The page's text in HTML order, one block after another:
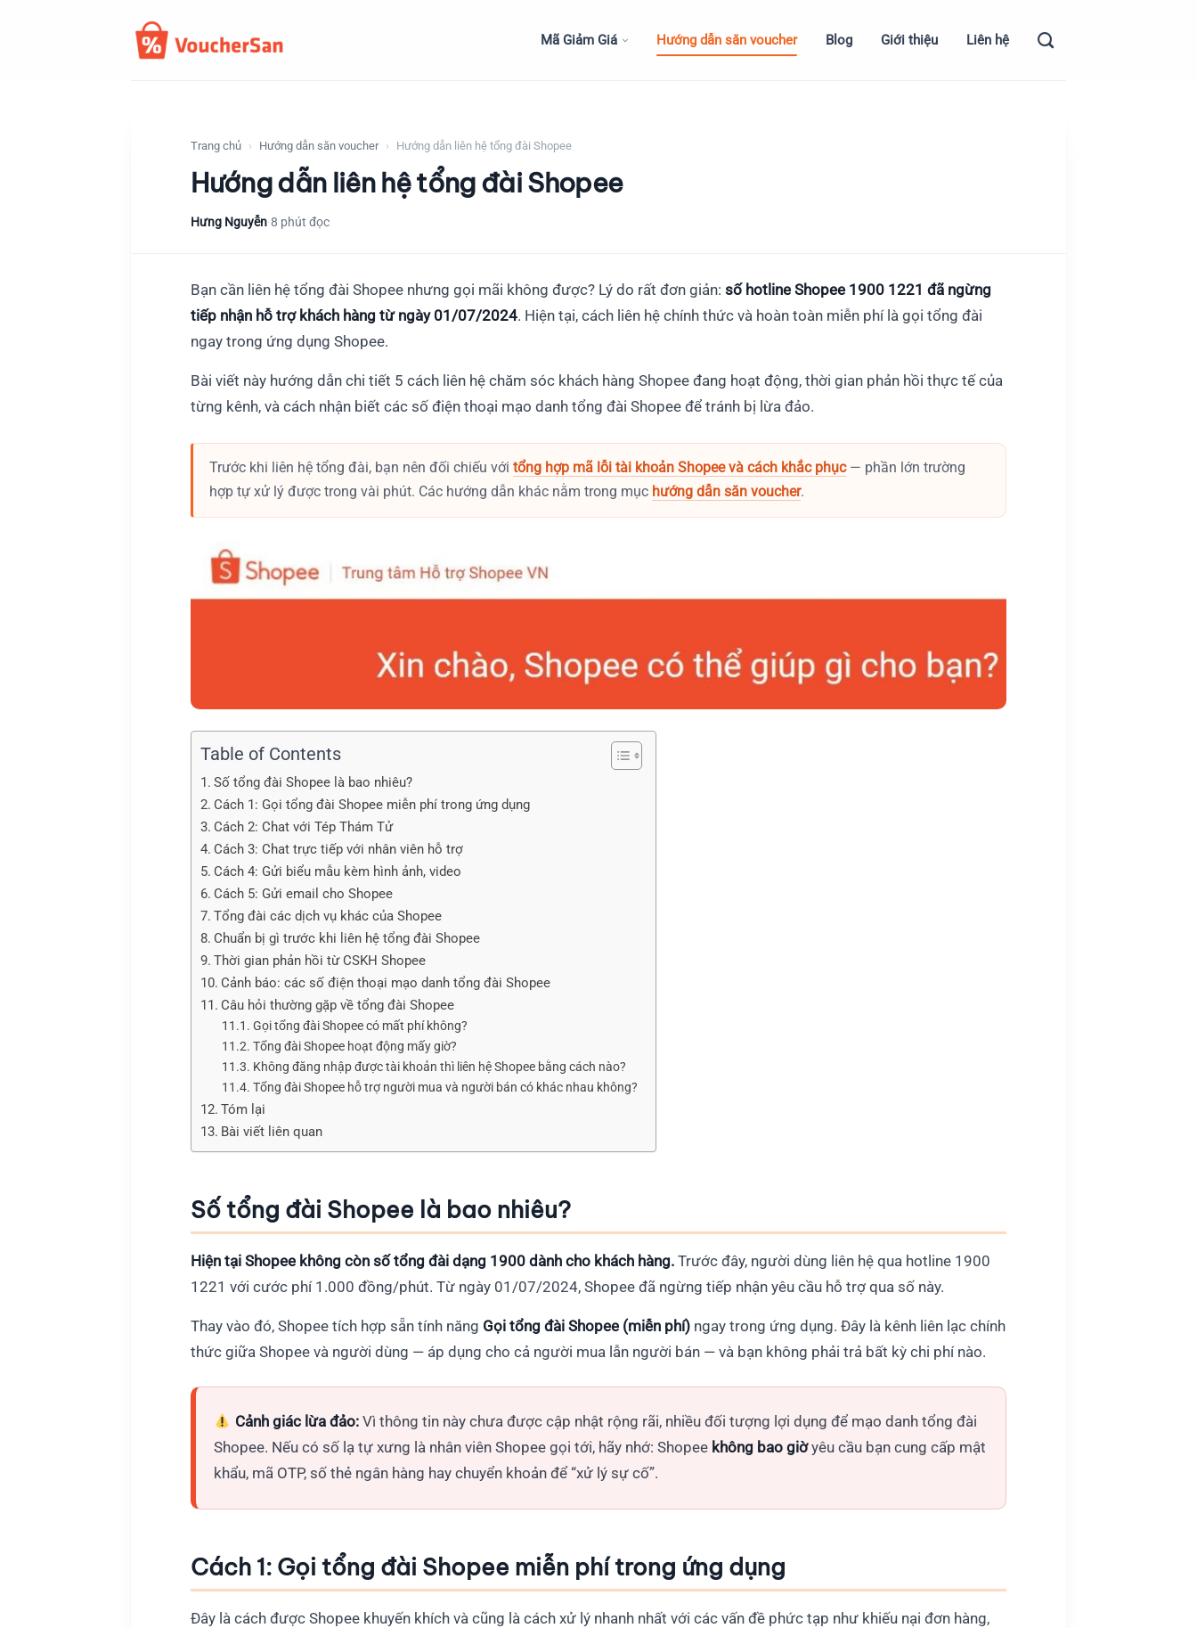
Mã Giảm Giá Hướng dẫn săn voucher Blog Giới thiệu Liên hệ
Trang chủ Hướng dẫn săn voucher Hướng dẫn liên hệ tổng đài Shopee
Hướng dẫn liên hệ tổng đài Shopee
Hưng Nguyễn·8 phút đọc
Bạn cần liên hệ tổng đài Shopee nhưng gọi mãi không được? Lý do rất đơn giản:số hotline Shopee 1900 1221 đã ngừng
tiếp nhận hỗ trợ khách hàng từ ngày 01/07/2024. Hiện tại, cách liên hệ chính thức và hoàn toàn miễn phí là gọi tổng đài
ngay trong ứng dụng Shopee.
Bài viết này hướng dẫn chi tiết 5 cách liên hệ chăm sóc khách hàng Shopee đang hoạt động, thời gian phản hồi thực tế của
từng kênh, và cách nhận biết các số điện thoại mạo danh tổng đài Shopee để tránh bị lừa đảo.
Trước khi liên hệ tổng đài, bạn nên đối chiếu vớitổng hợp mã lỗi tài khoản Shopee và cách khắc phục— phần lớn trường
hợp tự xử lý được trong vài phút. Các hướng dẫn khác nằm trong mục hướng dẫn săn voucher.
Table of Contents
Số tổng đài Shopee là bao nhiêu?
Cách 1: Gọi tổng đài Shopee miễn phí trong ứng dụng
Cách 2: Chat với Tép Thám Tử
Cách 3: Chat trực tiếp với nhân viên hỗ trợ
Cách 4: Gửi biểu mẫu kèm hình ảnh, video
Cách 5: Gửi email cho Shopee
Tổng đài các dịch vụ khác của Shopee
Chuẩn bị gì trước khi liên hệ tổng đài Shopee
Thời gian phản hồi từ CSKH Shopee
Cảnh báo: các số điện thoại mạo danh tổng đài Shopee
Câu hỏi thường gặp về tổng đài Shopee
Gọi tổng đài Shopee có mất phí không?
Tổng đài Shopee hoạt động mấy giờ?
Không đăng nhập được tài khoản thì liên hệ Shopee bằng cách nào?
Tổng đài Shopee hỗ trợ người mua và người bán có khác nhau không?
Tóm lại
Bài viết liên quan
Số tổng đài Shopee là bao nhiêu?
Hiện tại Shopee không còn số tổng đài dạng 1900 dành cho khách hàng. Trước đây, người dùng liên hệ qua hotline 1900
1221 với cước phí 1.000 đồng/phút. Từ ngày 01/07/2024, Shopee đã ngừng tiếp nhận yêu cầu hỗ trợ qua số này.
Thay vào đó, Shopee tích hợp sẵn tính năng Gọi tổng đài Shopee (miễn phí) ngay trong ứng dụng. Đây là kênh liên lạc chính
thức giữa Shopee và người dùng — áp dụng cho cả người mua lẫn người bán — và bạn không phải trả bất kỳ chi phí nào.
Cảnh giác lừa đảo:Vì thông tin này chưa được cập nhật rộng rãi, nhiều đối tượng lợi dụng để mạo danh tổng đài
Shopee. Nếu có số lạ tự xưng là nhân viên Shopee gọi tới, hãy nhớ: Shopee không bao giờyêu cầu bạn cung cấp mật
khẩu, mã OTP, số thẻ ngân hàng hay chuyển khoản để “xử lý sự cố”.
Cách 1: Gọi tổng đài Shopee miễn phí trong ứng dụng
Đây là cách được Shopee khuyến khích và cũng là cách xử lý nhanh nhất với các vấn đề phức tạp như khiếu nại đơn hàng,